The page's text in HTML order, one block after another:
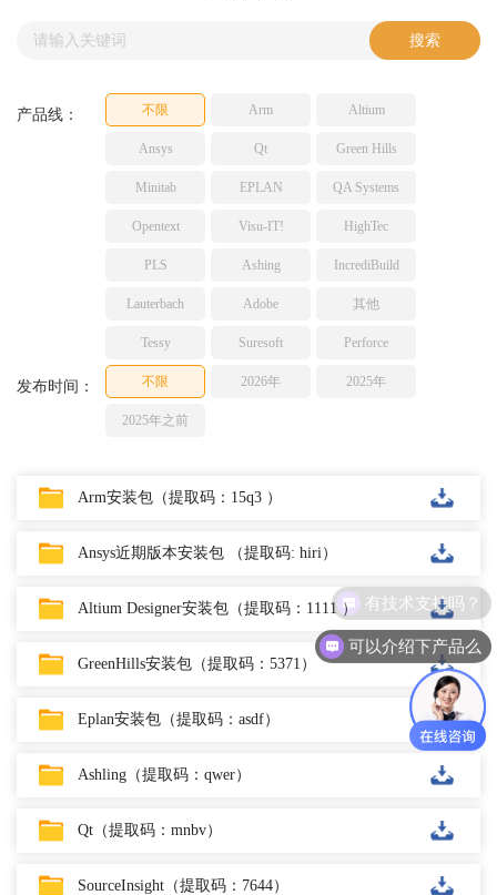
Perforce
TESSY
技术文档
网络研讨会
产品线： 不限 Arm Altium
Ansys Qt Green Hills
Minitab EPLAN QA Systems
Opentext Visu-IT! HighTec
PLS Ashing IncrediBuild
Lauterbach Adobe 其他
Tessy Suresoft Perforce
发布时间： 不限 2026年 2025年
2025年之前
Arm安装包（提取码：15q3 ）
Ansys近期版本安装包 （提取码: hiri）
Altium Designer安装包（提取码：1111 ）
GreenHills安装包（提取码：5371）
Eplan安装包（提取码：asdf）
Ashling（提取码：qwer）
Qt（提取码：mnbv）
SourceInsight（提取码：7644）
可以介绍下产品么
有技术支持吗？